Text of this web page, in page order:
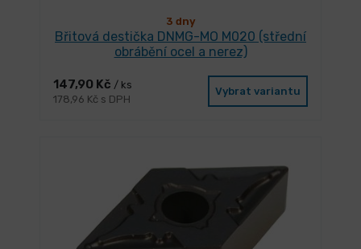
3 dny
Břitová destička DNMG-MO M020 (střední
obrábění ocel a nerez)
147,90 Kč / ks
178,96 Kč s DPH
Vybrat variantu